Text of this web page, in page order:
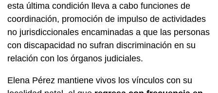
esta última condición lleva a cabo funciones de
coordinación, promoción de impulso de actividades
no jurisdiccionales encaminadas a que las personas
con discapacidad no sufran discriminación en su
relación con los órganos judiciales.
Elena Pérez mantiene vivos los vínculos con su